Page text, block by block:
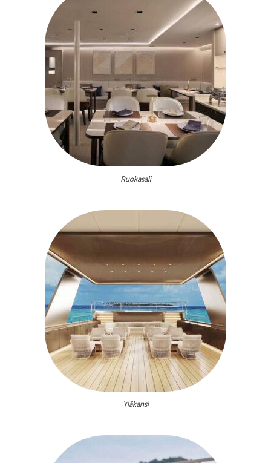
Ruokasali
Yläkansi